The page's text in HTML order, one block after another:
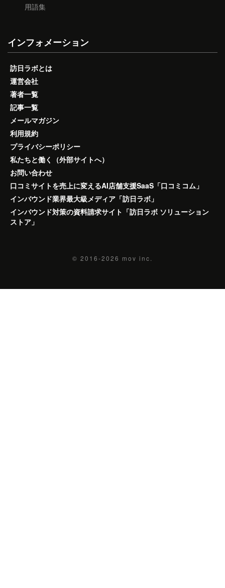
用語集
インフォメーション
訪日ラボとは
運営会社
著者一覧
記事一覧
メールマガジン
利用規約
プライバシーポリシー
私たちと働く（外部サイトへ）
お問い合わせ
口コミサイトを売上に変えるAI店舗支援SaaS「口コミコム」
インバウンド業界最大級メディア「訪日ラボ」
インバウンド対策の資料請求サイト「訪日ラボ ソリューション
ストア」
© 2016-2026 mov inc.